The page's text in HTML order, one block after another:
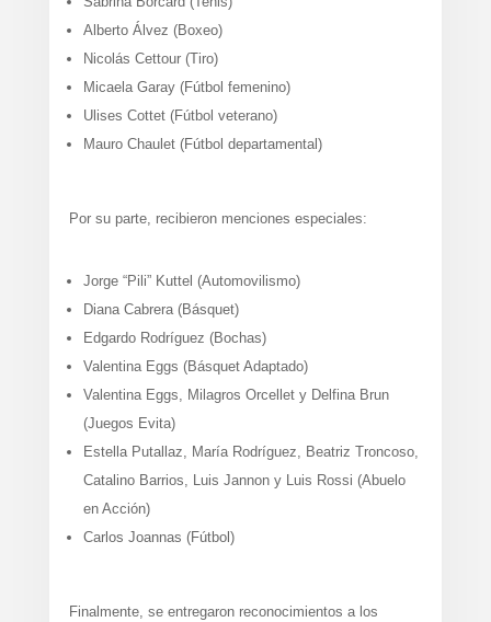
Alberto Álvez (Boxeo)
Nicolás Cettour (Tiro)
Micaela Garay (Fútbol femenino)
Ulises Cottet (Fútbol veterano)
Mauro Chaulet (Fútbol departamental)
Por su parte, recibieron menciones especiales:
Jorge “Pili” Kuttel (Automovilismo)
Diana Cabrera (Básquet)
Edgardo Rodríguez (Bochas)
Valentina Eggs (Básquet Adaptado)
Valentina Eggs, Milagros Orcellet y Delfina Brun
(Juegos Evita)
Estella Putallaz, María Rodríguez, Beatriz Troncoso,
Catalino Barrios, Luis Jannon y Luis Rossi (Abuelo
en Acción)
Carlos Joannas (Fútbol)
Finalmente, se entregaron reconocimientos a los